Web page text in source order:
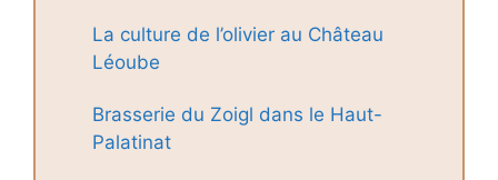
La culture de l’olivier au Château
Léoube
Brasserie du Zoigl dans le Haut-
Palatinat